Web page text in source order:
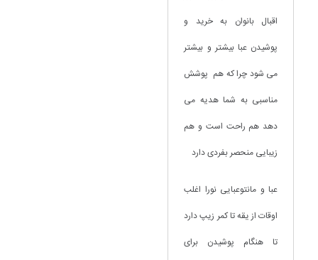
اقبال بانوان به خرید و
پوشیدن عبا بیشتر و بیشتر
می شود چرا که هم پوشش
مناسبی به شما هدیه می
دهد هم راحت است و هم
زیبایی منحصر بفردی دارد
عبا و مانتوعبایی نورا اغلب
اوقات از یقه تا کمر زیپ دارد
تا هنگام پوشیدن برای